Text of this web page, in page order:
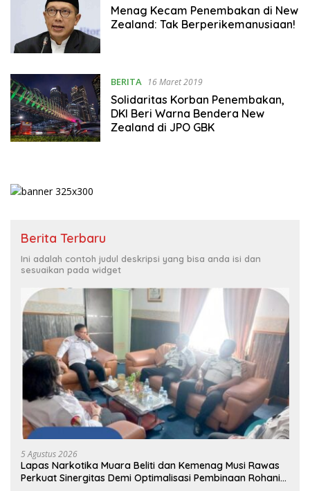
Menag Kecam Penembakan di New
Zealand: Tak Berperikemanusiaan!
BERITA 16 Maret 2019
Solidaritas Korban Penembakan,
DKI Beri Warna Bendera New
Zealand di JPO GBK
Berita Terbaru
Ini adalah contoh judul deskripsi yang bisa anda isi dan
sesuaikan pada widget
5 Agustus 2026
Lapas Narkotika Muara Beliti dan Kemenag Musi Rawas
Perkuat Sinergitas Demi Optimalisasi Pembinaan Rohani